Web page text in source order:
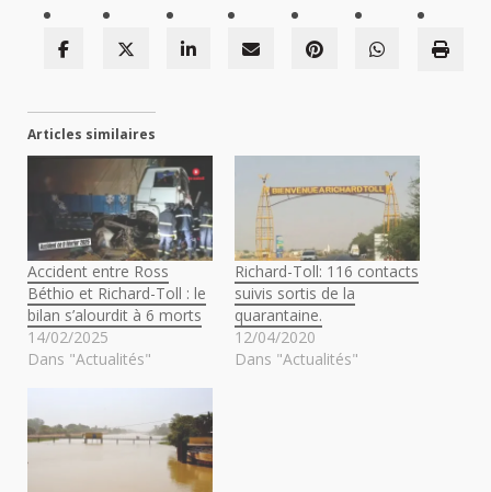
Articles similaires
Accident entre Ross
Béthio et Richard-Toll : le
bilan s’alourdit à 6 morts
14/02/2025
Dans "Actualités"
Richard-Toll: 116 contacts
suivis sortis de la
quarantaine.
12/04/2020
Dans "Actualités"